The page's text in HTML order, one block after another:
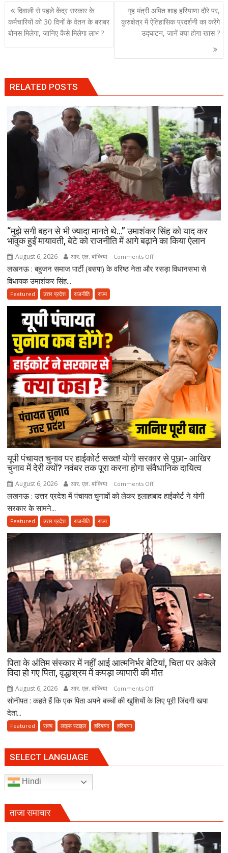
Post
navigation
दिवाली से पहले केंद्र सरकार के
कर्मचारियों को 30 दिनों के वेतन के बराबर
बोनस मिलेगा, जानिए कैसे मिलेगा लाभ ?
गृह मंत्री अमित शाह हरियाणा दौरे पर,
कुरुक्षेत्र में ऐतिहासिक प्रदर्शनी का करेंगे
उद्घाटन, जानें क्या होगा खास ?
RELATED POSTS
“मुझे सगी बहन से भी ज्यादा मानते थे…” उमाशंकर सिंह को याद कर
भावुक हुईं मायावती, बेटे को राजनीति में आगे बढ़ाने का किया ऐलान
August 6, 2026 आर. एल. बांकिया Comments Offon
“मुझे
उमाशंकर
सिंह
को
याद
कर
भावुक
हुईं
मायावती,
बेटे
को
राजनीति
में
लखनऊ : बहुजन समाज पार्टी (बसपा) के वरिष्ठ नेता और रसड़ा विधानसभा से
विधायक उमाशंकर सिंह...
Featured उत्तर प्रदेश राजनीति राज्य
यूपी पंचायत चुनाव पर हाईकोर्ट सख्त! योगी सरकार से पूछा- आखिर
चुनाव में देरी क्यों? नवंबर तक पूरा करना होगा संवैधानिक दायित्व
August 6, 2026 आर. एल. बांकिया Comments Offon
यूपी
हाईकोर्ट
योगी
से
पूछा-
आखिर
चुनाव
में
देरी
क्यों?
नवंबर
तक
पूरा
करना
लखनऊ : उत्तर प्रदेश में पंचायत चुनावों को लेकर इलाहाबाद हाईकोर्ट ने योगी
सरकार के सामने...
Featured उत्तर प्रदेश राजनीति राज्य
पिता के अंतिम संस्कार में नहीं आई आत्मनिर्भर बेटियां, चिता पर अकेले
विदा हो गए पिता, वृद्धाश्रम में कपड़ा व्यापारी की मौत
August 6, 2026 आर. एल. बांकिया Comments Offon
पिता
आई
अकेले
विदा
सोनीपत : कहते हैं कि एक पिता अपने बच्चों की खुशियों के लिए पूरी जिंदगी खपा
देता...
Featured राज्य लाइफ स्टाइल हरियाणा हरियाणा
SELECT LANGUAGE
Hindi
ताजा समाचार